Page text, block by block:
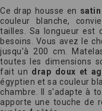
Ce drap housse en
couleur blanche,
tailles. Sa longueur est
besoins. Vous avez le
jusqu'à 200 cm.
toutes les dimensions
fait un drap doux et
égyptien et sa couleur
chambre. Il s'adapte à
apporte une touche de